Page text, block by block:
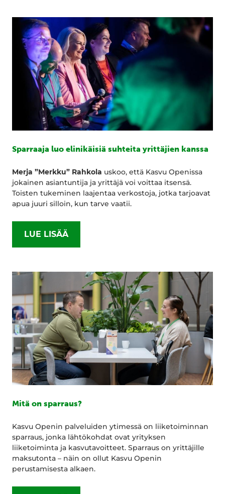
Sparraaja luo elinikäisiä suhteita yrittäjien kanssa
Merja ”Merkku” Rahkola uskoo, että Kasvu Openissa
jokainen asiantuntija ja yrittäjä voi voittaa itsensä.
Toisten tukeminen laajentaa verkostoja, jotka tarjoavat
apua juuri silloin, kun tarve vaatii.
LUE LISÄÄ
Mitä on sparraus?
Kasvu Openin palveluiden ytimessä on liiketoiminnan
sparraus, jonka lähtökohdat ovat yrityksen
liiketoiminta ja kasvutavoitteet. Sparraus on yrittäjille
maksutonta – näin on ollut Kasvu Openin
perustamisesta alkaen.